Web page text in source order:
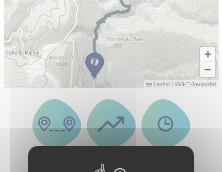
+
−
Leaflet | IGN-F/Geoportail